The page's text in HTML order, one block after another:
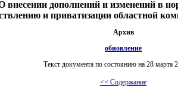
внесении дополнений и изменений в
и приватизации областной
Архив
обновление
Текст документа по состоянию на 28 марта
<< Содержание